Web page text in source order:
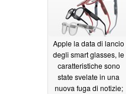
Apple la data di lancio
degli smart glasses, le
caratteristiche sono
state svelate in una
nuova fuga di notizie;